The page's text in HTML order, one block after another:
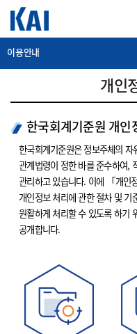
이용안내
개인
한국회계기준원 개인
한국회계기준원은 정보주체의
관계법령이 정한 바를 준수하여,
관리하고 있습니다. 이에 「개인
개인정보 처리에 관한 절차 및 기
원활하게 처리할 수 있도록 하기
공개합니다.